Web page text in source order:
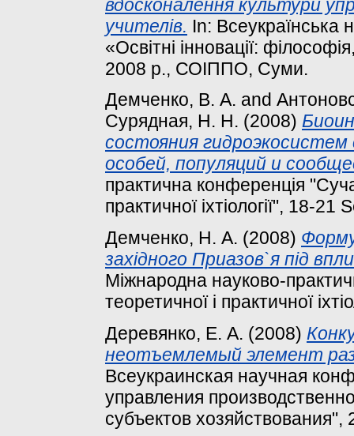
вдосконалення культури
учителів. In: Всеукраїнська
«Освітні інновації:
2008 р., СОІППО, Суми.
Демченко, В. А. and
Сурядная, Н. Н. (2008)
состояния
особей, популяций и
практична конференція
практичної іхтіології", 18-
Демченко, Н. А. (2008)
західного Приазов`я під
Міжнародна науково-
теоретичної і практичної
Деревянко, Е. А. (2008)
неотъемлемый элемент
Всеукраинская научная
управления
субъектов хозяйствования",